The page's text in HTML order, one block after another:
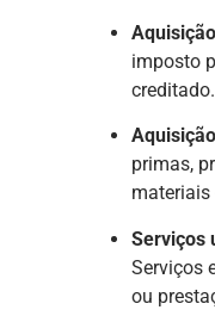
imposto
creditado.
primas,
materiais
Serviços
Serviços
ou